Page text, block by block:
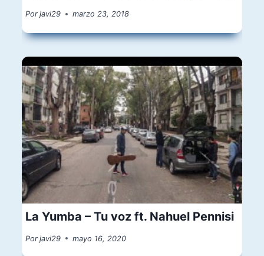
Por javi29 marzo 23, 2018
La Yumba – Tu voz ft. Nahuel Pennisi
Por javi29 mayo 16, 2020